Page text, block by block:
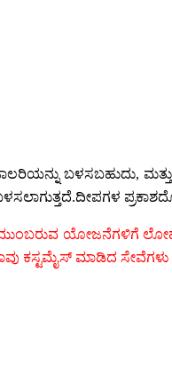
ಬಳಸಬಹುದು, ಮತ್ತು
ಮುಂಬರುವ ಯೋಜನೆಗಳಿಗೆ
ಕಸ್ಟಮೈಸ್ ಮಾಡಿದ